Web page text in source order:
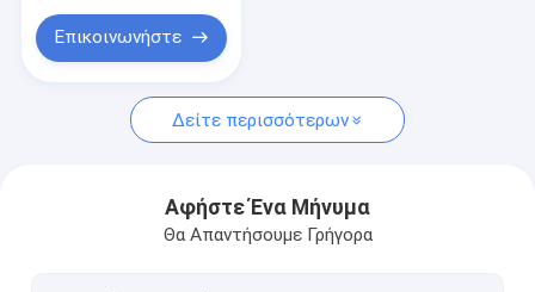
Επικοινωνήστε
Δείτε περισσότερων
Αφήστε Ένα Μήνυμα
Θα Απαντήσουμε Γρήγορα